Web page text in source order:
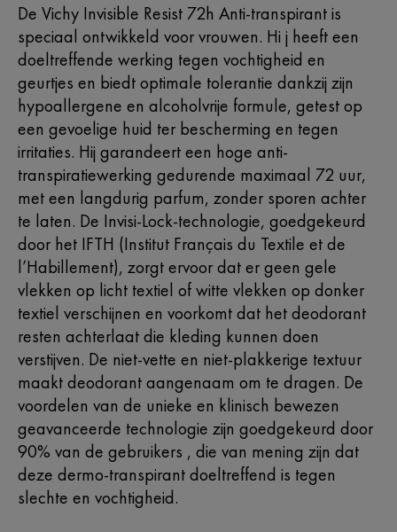
De Vichy Invisible Resist 72h Anti-transpirant is
speciaal ontwikkeld voor vrouwen. Hi j heeft een
doeltreffende werking tegen vochtigheid en
geurtjes en biedt optimale tolerantie dankzij zijn
hypoallergene en alcoholvrije formule, getest op
een gevoelige huid ter bescherming en tegen
irritaties. Hij garandeert een hoge anti-
transpiratiewerking gedurende maximaal 72 uur,
met een langdurig parfum, zonder sporen achter
te laten. De Invisi-Lock-technologie, goedgekeurd
door het IFTH (Institut Français du Textile et de
l’Habillement), zorgt ervoor dat er geen gele
vlekken op licht textiel of witte vlekken op donker
textiel verschijnen en voorkomt dat het deodorant
resten achterlaat die kleding kunnen doen
verstijven. De niet-vette en niet-plakkerige textuur
maakt deodorant aangenaam om te dragen. De
voordelen van de unieke en klinisch bewezen
geavanceerde technologie zijn goedgekeurd door
90% van de gebruikers , die van mening zijn dat
deze dermo-transpirant doeltreffend is tegen
slechte en vochtigheid.